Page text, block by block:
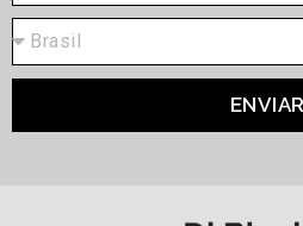
ENVIAR